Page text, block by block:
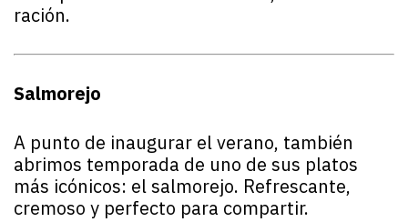
ración.
Salmorejo
A punto de inaugurar el verano, también
abrimos temporada de uno de sus platos
más icónicos: el salmorejo. Refrescante,
cremoso y perfecto para compartir.